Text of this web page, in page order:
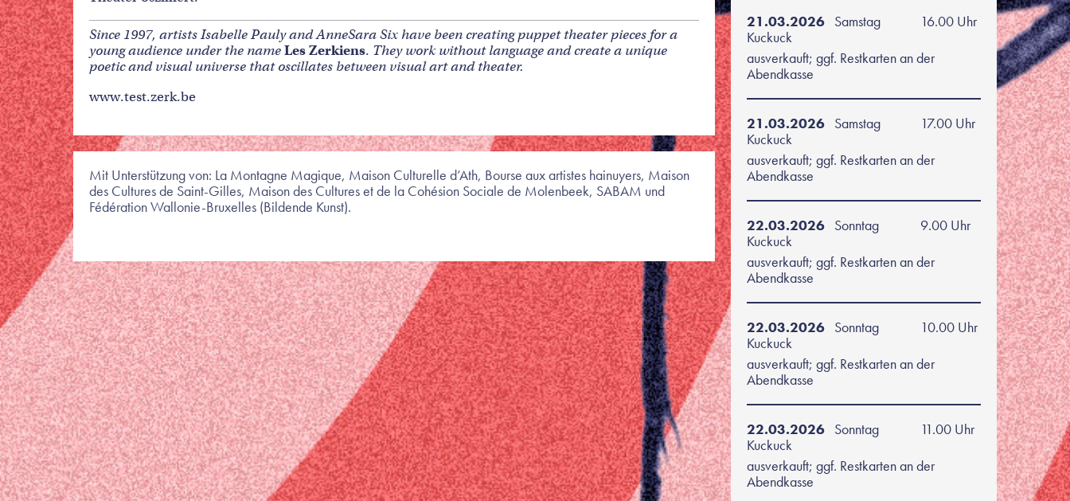
Since 1997, artists Isabelle Pauly and AnneSara Six have been creating puppet theater pieces for a
young audience under the nameLes Zerkiens. They work without language and create a unique
poetic and visual universe that oscillates between visual art and theater.
www.test.zerk.be
Mit Unterstützung von: La Montagne Magique, Maison Culturelle d’Ath, Bourse aux artistes hainuyers, Maison
des Cultures de Saint-Gilles, Maison des Cultures et de la Cohésion Sociale de Molenbeek, SABAM und
Fédération Wallonie-Bruxelles (Bildende Kunst).
21.03.2026 Samstag
16.00 Uhr
Kuckuck
ausverkauft; ggf. Restkarten an der
Abendkasse
21.03.2026 Samstag
17.00 Uhr
Kuckuck
ausverkauft; ggf. Restkarten an der
Abendkasse
22.03.2026 Sonntag
9.00 Uhr
Kuckuck
ausverkauft; ggf. Restkarten an der
Abendkasse
22.03.2026 Sonntag
10.00 Uhr
Kuckuck
ausverkauft; ggf. Restkarten an der
Abendkasse
22.03.2026 Sonntag
11.00 Uhr
Kuckuck
ausverkauft; ggf. Restkarten an der
Abendkasse